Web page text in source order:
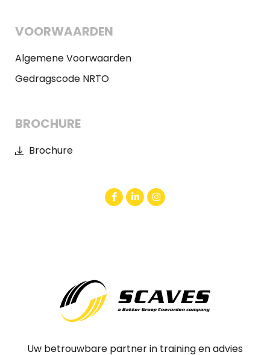
VOORWAARDEN
Algemene Voorwaarden
Gedragscode NRTO
BROCHURE
Brochure
Uw betrouwbare partner in training en advies